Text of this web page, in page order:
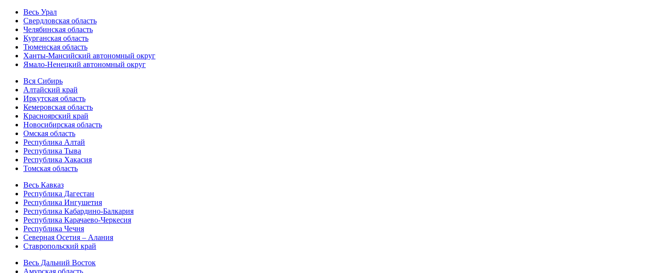
Весь Урал
Свердловская область
Челябинская область
Курганская область
Тюменская область
Ханты-Мансийский автономный округ
Ямало-Ненецкий автономный округ
Вся Сибирь
Алтайский край
Иркутская область
Кемеровская область
Красноярский край
Новосибирская область
Омская область
Республика Алтай
Республика Тыва
Республика Хакасия
Томская область
Весь Кавказ
Республика Дагестан
Республика Ингушетия
Республика Кабардино-Балкария
Республика Карачаево-Черкесия
Республика Чечня
Северная Осетия – Алания
Ставропольский край
Весь Дальний Восток
Амурская область